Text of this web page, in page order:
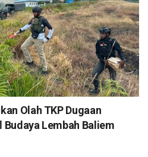
Olah TKP Dugaan
Lembah Baliem